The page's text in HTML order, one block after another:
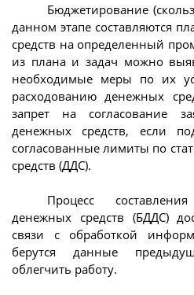
Бюджетирование
данном этапе составляются
средств на определенный
из плана и задач можно
необходимые меры по их
расходованию денежных
запрет на согласование
денежных средств, если
согласованные лимиты по
средств (ДДС).
Процесс
денежных средств (БДДС)
связи с обработкой
берутся данные
облегчить работу.